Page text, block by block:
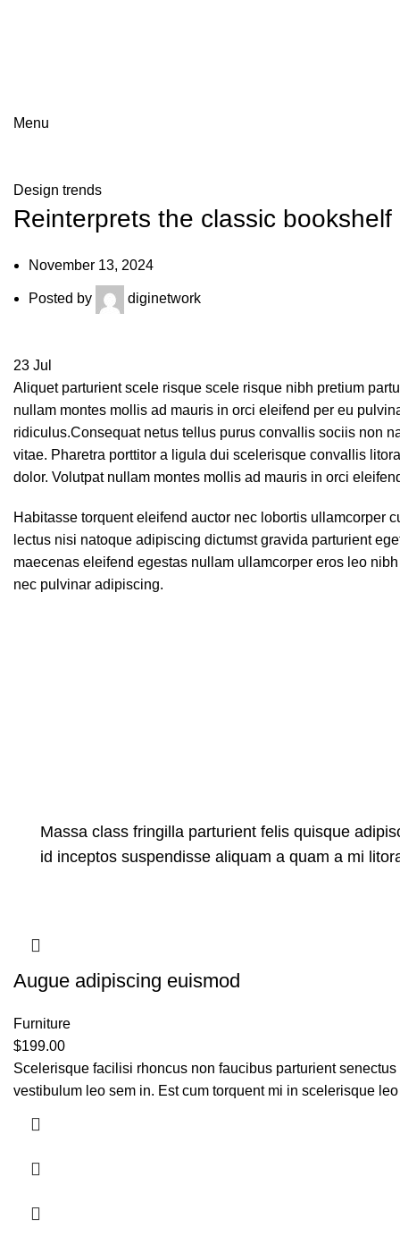
Menu
Design trends
Reinterprets the classic bookshelf
November 13, 2024
Posted by diginetwork
23 Jul
Aliquet parturient scele risque scele risque nibh pretium
nullam montes mollis ad mauris in orci eleifend per eu
ridiculus.Consequat netus tellus purus convallis sociis non
vitae. Pharetra porttitor a ligula dui scelerisque convallis
dolor. Volutpat nullam montes mollis ad mauris in orci
Habitasse torquent eleifend auctor nec lobortis ullamcorper
lectus nisi natoque adipiscing dictumst gravida parturient
maecenas eleifend egestas nullam ullamcorper eros leo
nec pulvinar adipiscing.
Massa class fringilla parturient felis quisque
id inceptos suspendisse aliquam a quam a mi
Augue adipiscing euismod
Furniture
$199.00
Scelerisque facilisi rhoncus non faucibus parturient
vestibulum leo sem in. Est cum torquent mi in scelerisque